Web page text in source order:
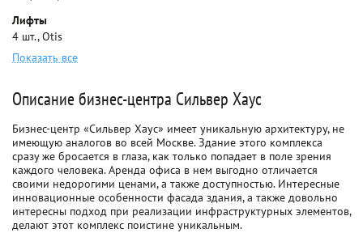
Лифты
4 шт., Otis
Показать все
Описание бизнес-центра Сильвер Хаус
Бизнес-центр «Сильвер Хаус» имеет уникальную архитектуру, не
имеющую аналогов во всей Москве. Здание этого комплекса
сразу же бросается в глаза, как только попадает в поле зрения
каждого человека. Аренда офиса в нем выгодно отличается
своими недорогими ценами, а также доступностью. Интересные
инновационные особенности фасада здания, а также довольно
интересны подход при реализации инфраструктурных элементов,
делают этот комплекс поистине уникальным.